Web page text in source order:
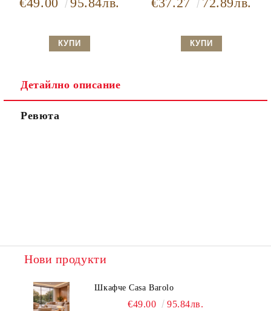
Детайлно описание
Ревюта
Нови продукти
Шкафче Casa Barolo
€49.00 95.84лв.